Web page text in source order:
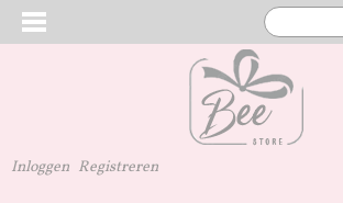
Inloggen Registreren